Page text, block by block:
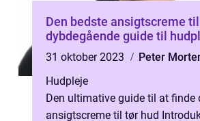
Den bedste ansigtscreme
dybdegående guide til
31 oktober 2023
Peter
Hudpleje
Den ultimative guide til at finde
ansigtscreme til tør hud